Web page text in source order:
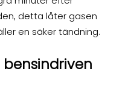
detta låter gasen
en säker tändning.